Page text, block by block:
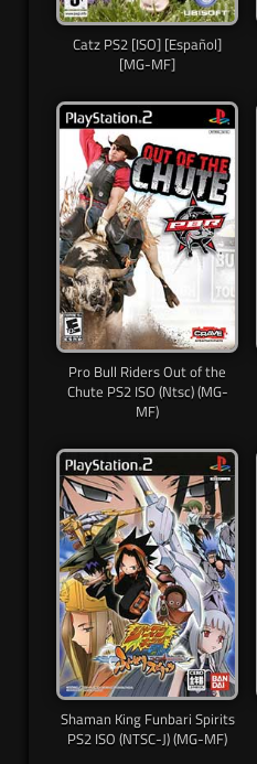
Catz PS2 [ISO] [Español]
[MG-MF]
Pro Bull Riders Out of the
Chute PS2 ISO (Ntsc) (MG-
MF)
Shaman King Funbari Spirits
PS2 ISO (NTSC-J) (MG-MF)